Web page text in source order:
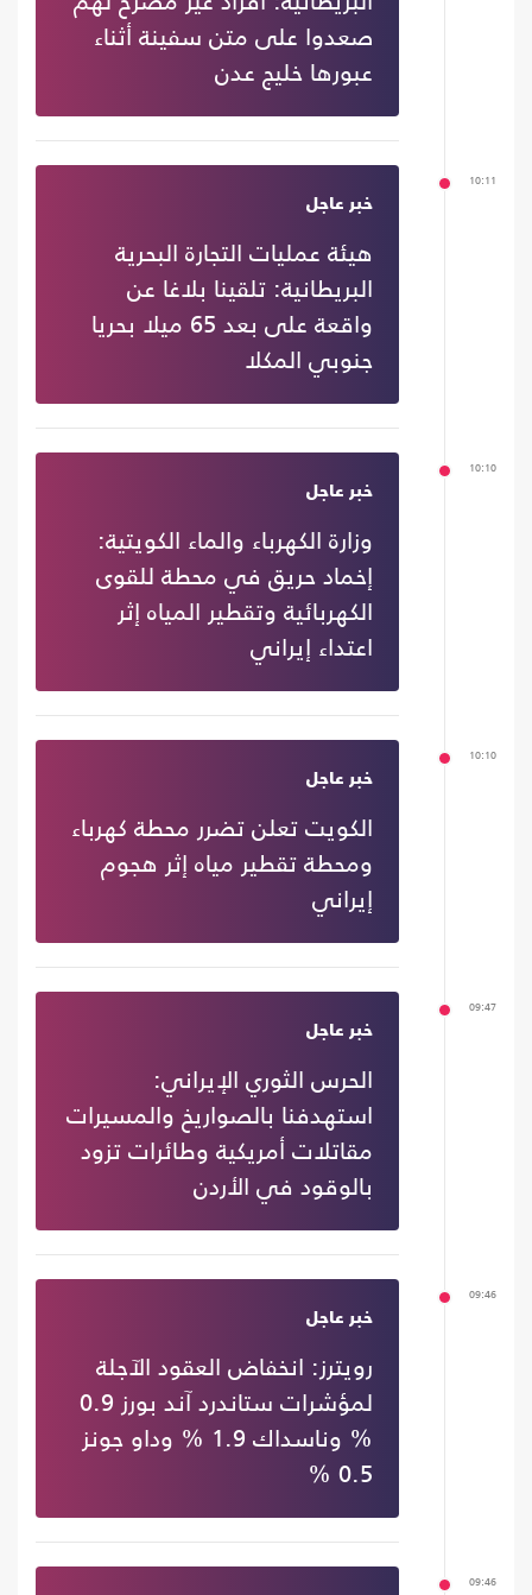
صعدوا على متن سفينة أثناء
عبورها خليج عدن
10:11
خبر عاجل
هيئة عمليات التجارة البحرية
البريطانية: تلقينا بلاغا عن
واقعة على بعد 65 ميلا بحريا
جنوبي المكلا
10:10
خبر عاجل
وزارة الكهرباء والماء الكويتية:
إخماد حريق في محطة للقوى
الكهربائية وتقطير المياه إثر
اعتداء إيراني
10:10
خبر عاجل
الكويت تعلن تضرر محطة كهرباء
ومحطة تقطير مياه إثر هجوم
إيراني
09:47
خبر عاجل
الحرس الثوري الإيراني:
استهدفنا بالصواريخ والمسيرات
مقاتلات أمريكية وطائرات تزود
بالوقود في الأردن
09:46
خبر عاجل
رويترز: انخفاض العقود الآجلة
لمؤشرات ستاندرد آند بورز 0.9
% وناسداك 1.9 % وداو جونز
0.5 %
09:46